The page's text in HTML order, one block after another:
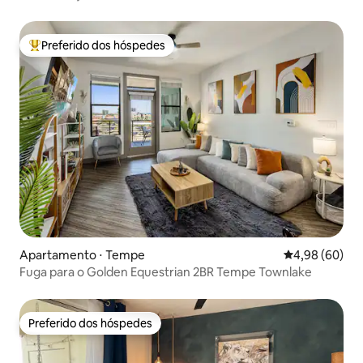
Entre os melhores preferidos dos hóspedes
Preferido dos hóspedes
Apartamento ⋅ Tempe 4,98 de uma
4,98 (60)
Fuga para o Golden Equestrian 2BR Tempe Townlake
Preferido dos hóspedes
Preferido dos hóspedes